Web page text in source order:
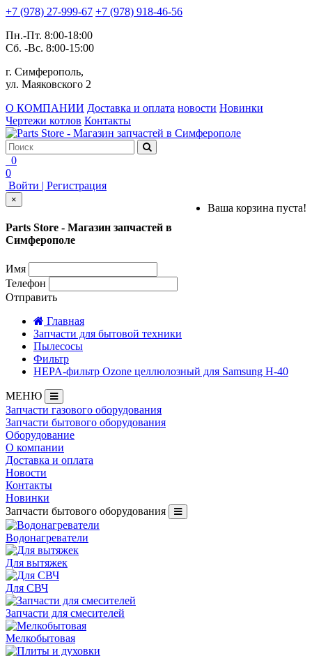
+7 (978) 27-999-67 +7 (978) 918-46-56
Пн.-Пт. 8:00-18:00
Сб. -Вс. 8:00-15:00
г. Симферополь,
ул. Маяковского 2
О КОМПАНИИ Доставка и оплата новости Новинки
Чертежи котлов Контакты
0
0
Ваша корзина пуста!
Войти | Регистрация
×
Parts Store - Магазин запчастей в
Симферополе
Имя
Телефон
Отправить
Главная
Запчасти для бытовой техники
Пылесосы
Фильтр
HEPA-фильтр Ozone целлюлозный для Samsung H-40
МЕНЮ
Запчасти газового оборудования
Запчасти бытового оборудования
Оборудование
О компании
Доставка и оплата
Новости
Контакты
Новинки
Запчасти бытового оборудования
Водонагреватели
Для вытяжек
Для СВЧ
Запчасти для смесителей
Мелкобытовая